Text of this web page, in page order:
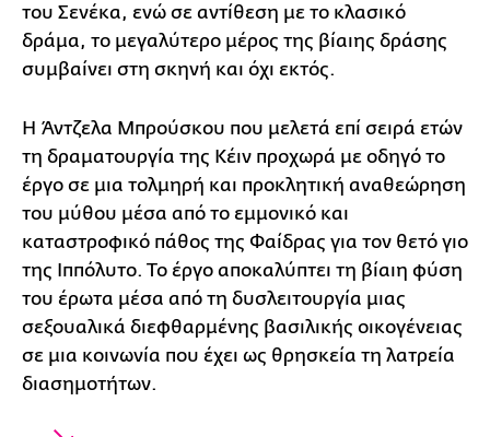
του Σενέκα, ενώ σε αντίθεση με το κλασικό
δράμα, το μεγαλύτερο μέρος της βίαιης δράσης
συμβαίνει στη σκηνή και όχι εκτός.
Η Άντζελα Μπρούσκου που μελετά επί σειρά ετών
τη δραματουργία της Κέιν προχωρά με οδηγό το
έργο σε μια τολμηρή και προκλητική αναθεώρηση
του μύθου μέσα από το εμμονικό και
καταστροφικό πάθος της Φαίδρας για τον θετό γιο
της Ιππόλυτο. Το έργο αποκαλύπτει τη βίαιη φύση
του έρωτα μέσα από τη δυσλειτουργία μιας
σεξουαλικά διεφθαρμένης βασιλικής οικογένειας
σε μια κοινωνία που έχει ως θρησκεία τη λατρεία
διασημοτήτων.